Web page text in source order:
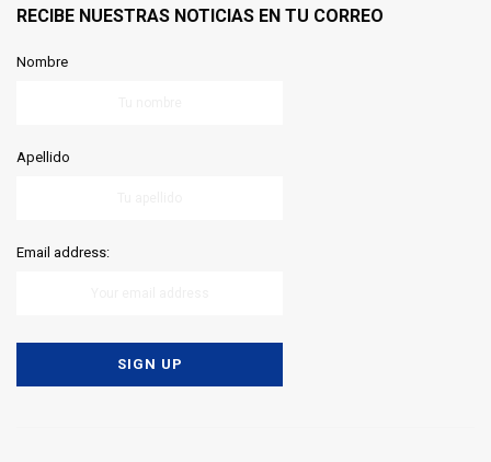
RECIBE NUESTRAS NOTICIAS EN TU CORREO
Nombre
Apellido
Email address: